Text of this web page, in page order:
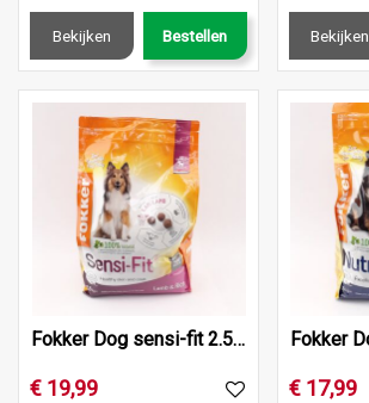
Bekijken Bestellen Bekijken
Fokker Dog sensi-fit 2.5kg
€ 19,99 € 17,99